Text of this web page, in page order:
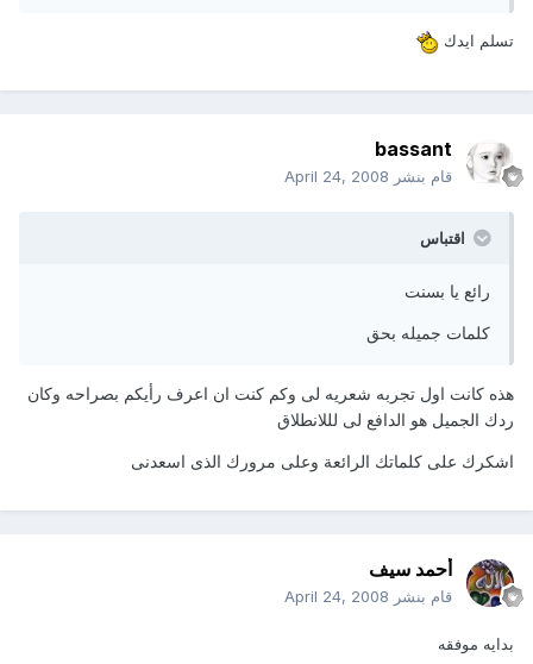
تسلم ايدك
bassant
قام بنشر April 24, 2008
اقتباس
رائع يا بسنت
كلمات جميله بحق
هذه كانت اول تجربه شعريه لى وكم كنت ان اعرف رأيكم بصراحه وكان
ردك الجميل هو الدافع لى لللانطلاق
اشكرك على كلماتك الرائعة وعلى مرورك الذى اسعدنى
أحمد سيف
قام بنشر April 24, 2008
بدايه موفقه